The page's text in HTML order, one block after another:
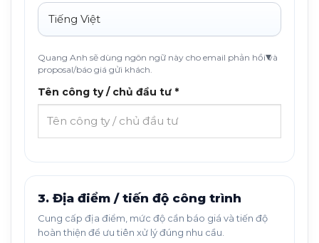
Quang Anh sẽ dùng ngôn ngữ này cho email phản hồi và
proposal/báo giá gửi khách.
Tên công ty / chủ đầu tư *
3. Địa điểm / tiến độ công trình
Cung cấp địa điểm, mức độ cần báo giá và tiến độ
hoàn thiện để ưu tiên xử lý đúng nhu cầu.